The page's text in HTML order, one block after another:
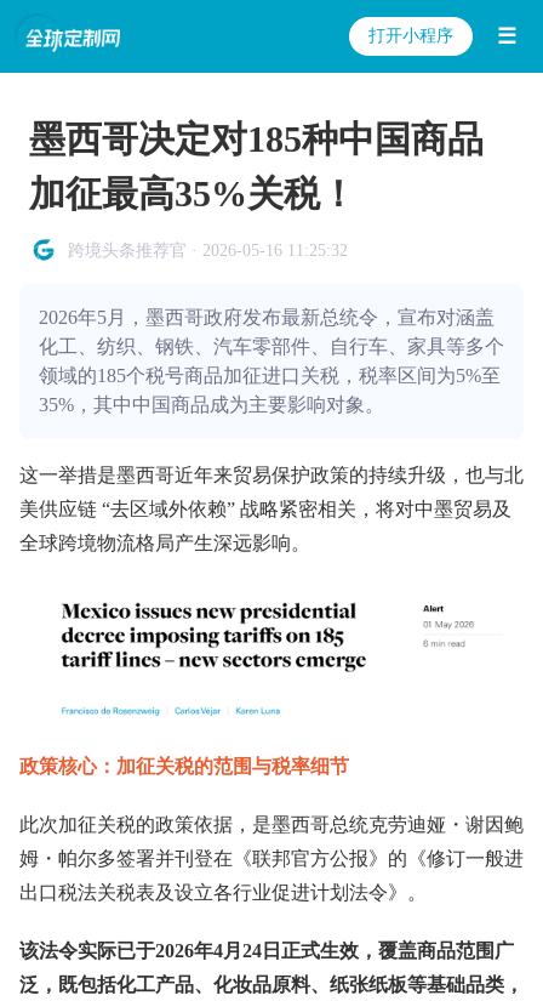
打开小程序 ☰
墨西哥决定对185种中国商品
加征最高35%关税！
跨境头条推荐官 · 2026-05-16 11:25:32
2026年5月，墨西哥政府发布最新总统令，宣布对涵盖
化工、纺织、钢铁、汽车零部件、自行车、家具等多个
领域的185个税号商品加征进口关税，税率区间为5%至
35%，其中中国商品成为主要影响对象。
这一举措是墨西哥近年来贸易保护政策的持续升级，也与北
美供应链 “去区域外依赖” 战略紧密相关，将对中墨贸易及
全球跨境物流格局产生深远影响。
政策核心：加征关税的范围与税率细节
此次加征关税的政策依据，是墨西哥总统克劳迪娅・谢因鲍
姆・帕尔多签署并刊登在《联邦官方公报》的《修订一般进
出口税法关税表及设立各行业促进计划法令》。
该法令实际已于2026年4月24日正式生效，覆盖商品范围广
泛，既包括化工产品、化妆品原料、纸张纸板等基础品类，